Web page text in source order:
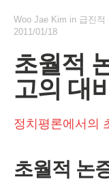
Woo Jae Kim in 급진적
2011/01/18
초월적
고의 대
정치평론에서의
초월적 논